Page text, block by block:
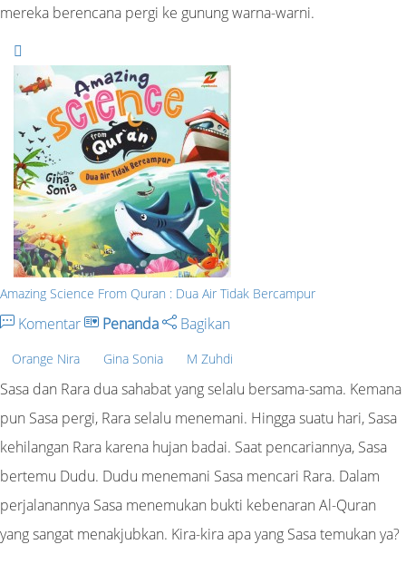
mereka berencana pergi ke gunung warna-warni.
Amazing Science From Quran : Dua Air Tidak Bercampur
Komentar Penanda Bagikan
Orange Nira Gina Sonia M Zuhdi
Sasa dan Rara dua sahabat yang selalu bersama-sama. Kemana
pun Sasa pergi, Rara selalu menemani. Hingga suatu hari, Sasa
kehilangan Rara karena hujan badai. Saat pencariannya, Sasa
bertemu Dudu. Dudu menemani Sasa mencari Rara. Dalam
perjalanannya Sasa menemukan bukti kebenaran Al-Quran
yang sangat menakjubkan. Kira-kira apa yang Sasa temukan ya?